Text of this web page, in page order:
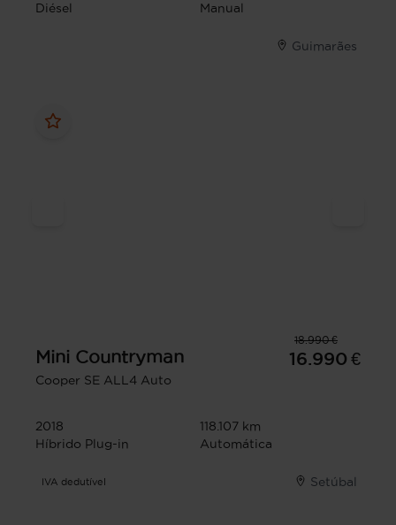
Diésel
Manual
Guimarães
18.990 €
Mini Countryman
Cooper SE ALL4 Auto
16.990 €
2018
118.107 km
Híbrido Plug-in
Automática
IVA dedutível Setúbal